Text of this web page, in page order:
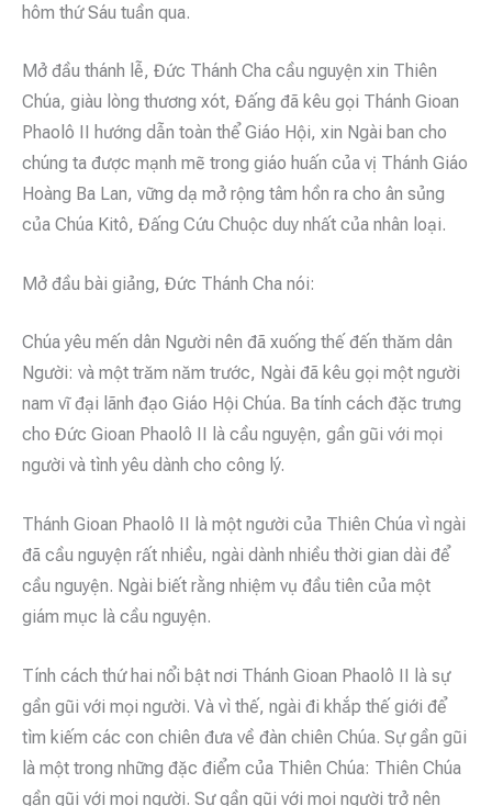
hôm thứ Sáu tuần qua.
Mở đầu thánh lễ, Đức Thánh Cha cầu nguyện xin Thiên
Chúa, giàu lòng thương xót, Đấng đã kêu gọi Thánh Gioan
Phaolô II hướng dẫn toàn thể Giáo Hội, xin Ngài ban cho
chúng ta được mạnh mẽ trong giáo huấn của vị Thánh Giáo
Hoàng Ba Lan, vững dạ mở rộng tâm hồn ra cho ân sủng
của Chúa Kitô, Đấng Cứu Chuộc duy nhất của nhân loại.
Mở đầu bài giảng, Đức Thánh Cha nói:
Chúa yêu mến dân Người nên đã xuống thế đến thăm dân
Người: và một trăm năm trước, Ngài đã kêu gọi một người
nam vĩ đại lãnh đạo Giáo Hội Chúa. Ba tính cách đặc trưng
cho Đức Gioan Phaolô II là cầu nguyện, gần gũi với mọi
người và tình yêu dành cho công lý.
Thánh Gioan Phaolô II là một người của Thiên Chúa vì ngài
đã cầu nguyện rất nhiều, ngài dành nhiều thời gian dài để
cầu nguyện. Ngài biết rằng nhiệm vụ đầu tiên của một
giám mục là cầu nguyện.
Tính cách thứ hai nổi bật nơi Thánh Gioan Phaolô II là sự
gần gũi với mọi người. Và vì thế, ngài đi khắp thế giới để
tìm kiếm các con chiên đưa về đàn chiên Chúa. Sự gần gũi
là một trong những đặc điểm của Thiên Chúa: Thiên Chúa
gần gũi với mọi người. Sự gần gũi với mọi người trở nên